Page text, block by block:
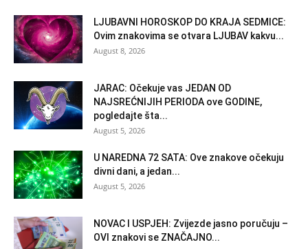
LJUBAVNI HOROSKOP DO KRAJA SEDMICE:
Ovim znakovima se otvara LJUBAV kakvu...
August 8, 2026
JARAC: Očekuje vas JEDAN OD
NAJSREĆNIJIH PERIODA ove GODINE,
pogledajte šta...
August 5, 2026
U NAREDNA 72 SATA: Ove znakove očekuju
divni dani, a jedan...
August 5, 2026
NOVAC I USPJEH: Zvijezde jasno poručuju –
OVI znakovi se ZNAČAJNO...